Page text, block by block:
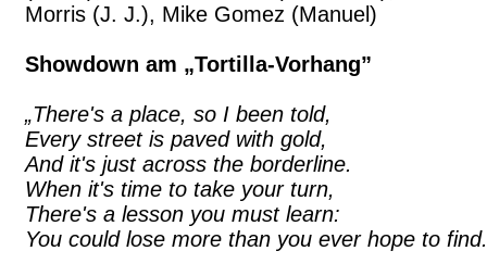
Morris (J. J.), Mike Gomez (Manuel)
Showdown am „Tortilla-Vorhang”
„There's a place, so I been told,
Every street is paved with gold,
And it's just across the borderline.
When it's time to take your turn,
There's a lesson you must learn:
You could lose more than you ever hope to